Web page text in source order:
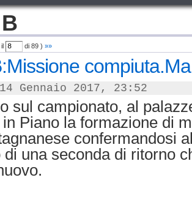
di 89 ) »»
Gennaio 2017, 23:52
sul campionato, al
in Piano la formazione di
confermandosi
di una seconda di ritorno